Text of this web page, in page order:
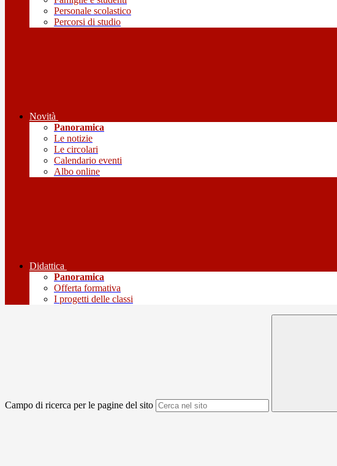
Personale scolastico
Percorsi di studio
Novità
Panoramica
Le notizie
Le circolari
Calendario eventi
Albo online
Didattica
Panoramica
Offerta formativa
I progetti delle classi
Campo di ricerca per le pagine del sito